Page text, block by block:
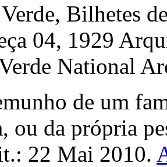
Bilhetes
04, 1929
National
de um
ou da própria
22 Mai 2010.